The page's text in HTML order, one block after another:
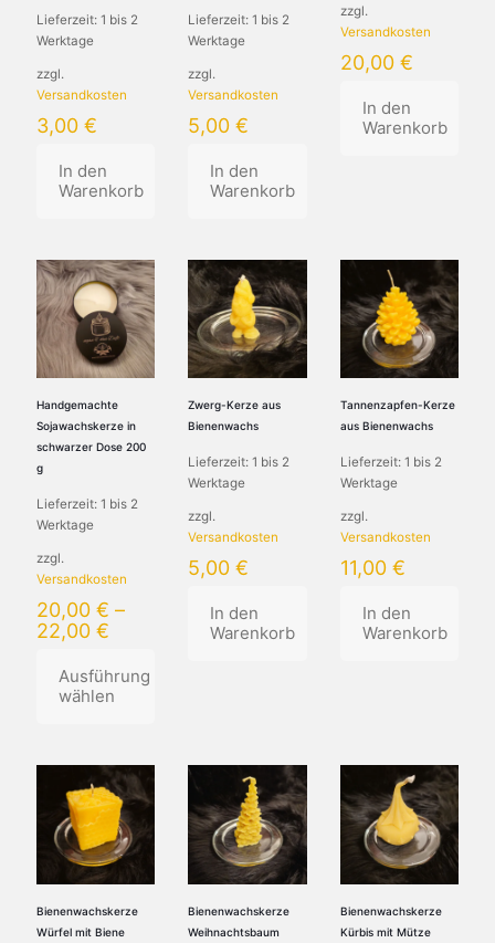
Lieferzeit: 1 bis 2
Werktage
zzgl.
Versandkosten
3,00 €
In den
Warenkorb
Lieferzeit:1 bis 2
Werktage
zzgl.
Versandkosten
5,00€
In den
Warenkorb
zzgl.
Versandkosten
20,00 €
In den
Warenkorb
Handgemachte
Sojawachskerze in
schwarzer Dose 200
g
Lieferzeit: 1 bis 2
Werktage
zzgl.
Versandkosten
20,00 € –
22,00 €
Ausführung
wählen
Produkt
mehrere
Varianten
auf.
Optionen
können
auf
Zwerg-Kerze aus
Bienenwachs
Lieferzeit:1 bis 2
Werktage
zzgl.
Versandkosten
5,00€
In den
Warenkorb
Tannenzapfen-Kerze
aus Bienenwachs
Lieferzeit: 1 bis 2
Werktage
zzgl.
Versandkosten
11,00 €
In den
Warenkorb
Bienenwachskerze
Würfel mit Biene
Bienenwachskerze
Weihnachtsbaum
Bienenwachskerze
Kürbis mit Mütze